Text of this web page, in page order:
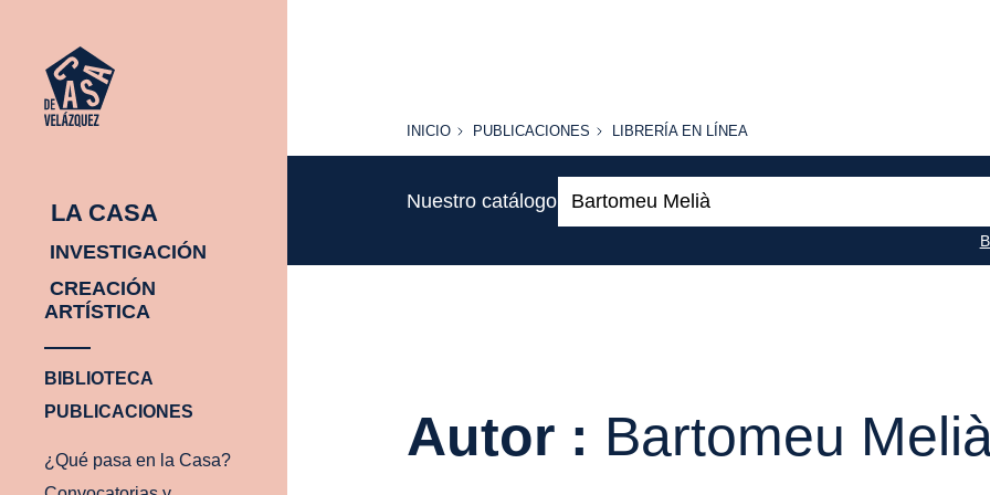
LA CASA
INVESTIGACIÓN
CREACIÓN
ARTÍSTICA
BIBLIOTECA
PUBLICACIONES
¿Qué pasa en la Casa?
INICIO
INICIO PUBLICACIONES
PUBLICACIONES
LIBRERÍA
LÍNEA
LIBRERÍA EN LÍNEA
Nuestro catálogo
Autor : Bartomeu